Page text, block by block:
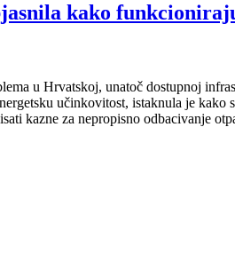
kako
u Hrvatskoj, unatoč dostupnoj
učinkovitost, istaknula je
kazne za nepropisno odbacivanje